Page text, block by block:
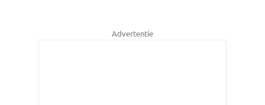
Advertentie